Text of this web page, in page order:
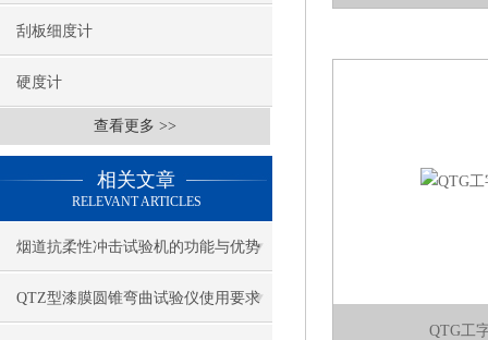
刮板细度计
硬度计
查看更多 >>
相关文章
RELEVANT ARTICLES
烟道抗柔性冲击试验机的功能与优势
QTZ型漆膜圆锥弯曲试验仪使用要求
QTG工